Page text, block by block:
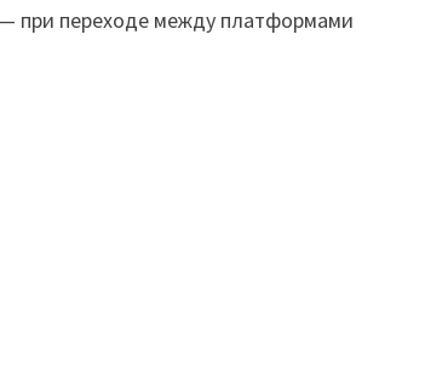
при переходе между платформами